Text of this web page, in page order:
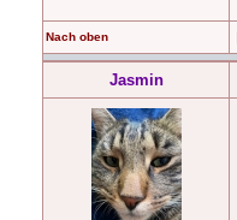
Nach oben
Jasmin